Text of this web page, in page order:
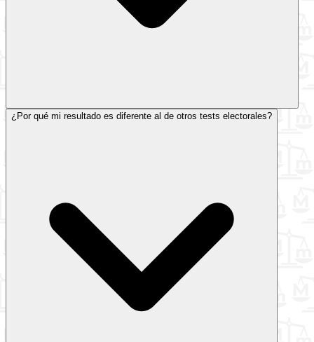
¿Por qué mi resultado es diferente al de otros tests electorales?